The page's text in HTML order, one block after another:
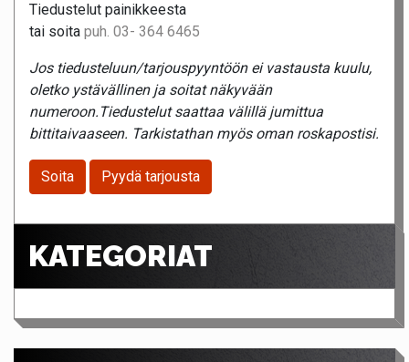
Tiedustelut painikkeesta
tai soita puh. 03- 364 6465
Jos tiedusteluun/tarjouspyyntöön ei vastausta kuulu,
oletko ystävällinen ja soitat näkyvään
numeroon.Tiedustelut saattaa välillä jumittua
bittitaivaaseen. Tarkistathan myös oman roskapostisi.
Soita Pyydä tarjousta
KATEGORIAT